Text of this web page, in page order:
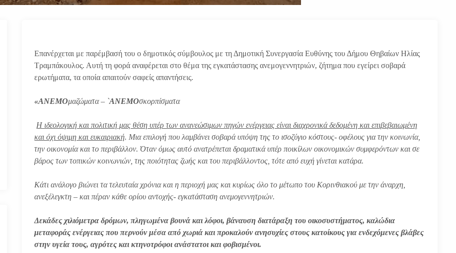
Επανέρχεται με παρέμβασή του ο δημοτικός σύμβουλος με τη Δημοτική Συνεργασία Ευθύνης του Δήμου Θηβαίων Ηλίας
Τραμπάκουλος. Αυτή τη φορά αναφέρεται στο θέμα της εγκατάστασης ανεμογεννητριών, ζήτημα που εγείρει σοβαρά
ερωτήματα, τα οποία απαιτούν σαφείς απαντήσεις.
«ΑΝΕΜΟμαζώματα – `ΑΝΕΜΟσκορπίσματα
Η ιδεολογική και πολιτική μας θέση υπέρ των ανανεώσιμων πηγών ενέργειας είναι διαχρονικά δεδομένη και επιβεβαιωμένη
και όχι όψιμη και ευκαιριακή. Μια επιλογή που λαμβάνει σοβαρά υπόψη της το ισοζύγιο κόστους- οφέλους για την κοινωνία,
την οικονομία και το περιβάλλον. Όταν όμως αυτό ανατρέπεται δραματικά υπέρ ποικίλων οικονομικών συμφερόντων και σε
βάρος των τοπικών κοινωνιών, της ποιότητας ζωής και του περιβάλλοντος, τότε από ευχή γίνεται κατάρα.
Κάτι ανάλογο βιώνει τα τελευταία χρόνια και η περιοχή μας και κυρίως όλο το μέτωπο του Κορινθιακού με την άναρχη,
ανεξέλεγκτη – και πέραν κάθε ορίου αντοχής- εγκατάσταση ανεμογεννητριών.
Δεκάδες χιλιόμετρα δρόμων, πληγωμένα βουνά και λόφοι, βάναυση διατάραξη του οικοσυστήματος, καλώδια
μεταφοράς ενέργειας που περνούν μέσα από χωριά και προκαλούν ανησυχίες στους κατοίκους για ενδεχόμενες βλάβες
στην υγεία τους, αγρότες και κτηνοτρόφοι ανάστατοι και φοβισμένοι.